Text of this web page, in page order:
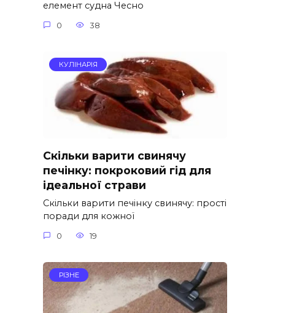
елемент судна Чесно
0 38
КУЛІНАРІЯ
Скільки варити свинячу
печінку: покроковий гід для
ідеальної страви
Скільки варити печінку свинячу: прості
поради для кожної
0 19
РІЗНЕ